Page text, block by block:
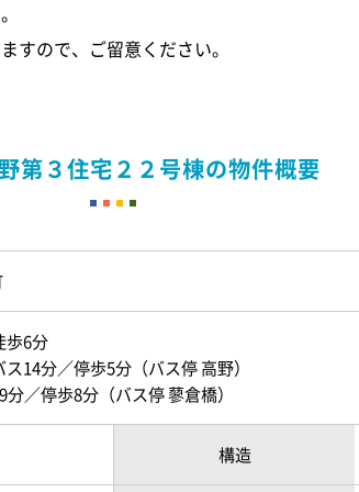
ので、ご留意ください。
第３住宅２２号棟の物件概要
歩6分
14分／停歩5分（バス停 高野）
／停歩8分（バス停 蓼倉橋）
構造